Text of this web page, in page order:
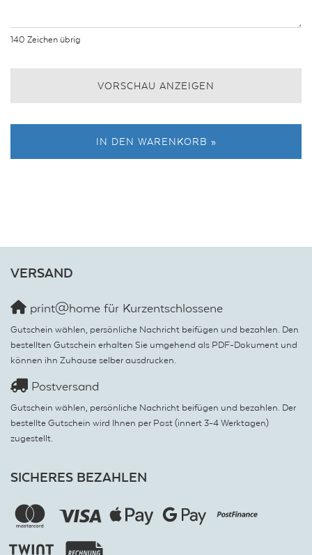
140 Zeichen übrig
VORSCHAU ANZEIGEN
IN DEN WARENKORB »
VERSAND
print@home für Kurzentschlossene
Gutschein wählen, persönliche Nachricht beifügen und bezahlen. Den
bestellten Gutschein erhalten Sie umgehend als PDF-Dokument und
können ihn Zuhause selber ausdrucken.
Postversand
Gutschein wählen, persönliche Nachricht beifügen und bezahlen. Der
bestellte Gutschein wird Ihnen per Post (innert 3-4 Werktagen)
zugestellt.
SICHERES BEZAHLEN